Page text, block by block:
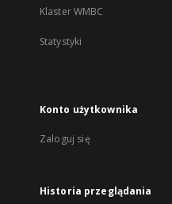
Klaster WMBC
Statystyki
Konto użytkownika
Zaloguj się
Historia przeglądania